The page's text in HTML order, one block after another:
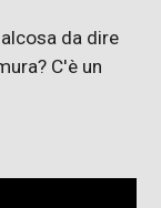
da dire
C'è un